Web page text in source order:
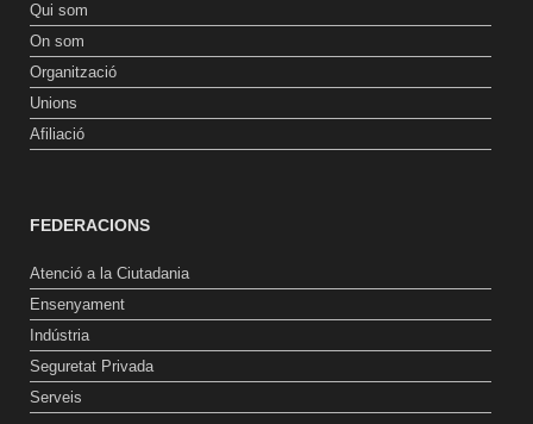
Qui som
On som
Organització
Unions
Afiliació
FEDERACIONS
Atenció a la Ciutadania
Ensenyament
Indústria
Seguretat Privada
Serveis